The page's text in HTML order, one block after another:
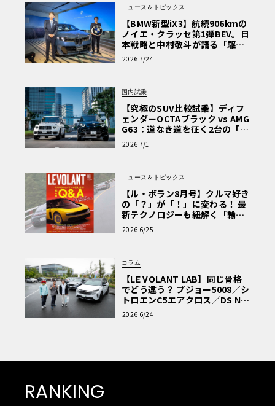
ニュース＆トピックス
【BMW新型iX3】航続906kmの
ノイエ・クラッセ第1弾BEV。日
本戦略と中村敬斗が語る「駆け
ぬける歓び」
2026 7/24
国内試乗
【究極のSUV比較試乗】ディフ
ェンダーOCTAブラック vs AMG
G63：道なき道を征く2台の「対
極的アプローチ」
2026 7/1
ニュース＆トピックス
【ル・ボラン8月号】クルマ好き
の「？」が「！」に変わる！ 最
新テクノロジーも紐解く「輸入
車Q&A」
2026 6/25
コラム
【LE VOLANT LAB】同じ骨格
でどう違う？ プジョー5008／シ
トロエンC5エアクロス／DS Nº4
読者一気乗りレポート
2026 6/24
RANKING